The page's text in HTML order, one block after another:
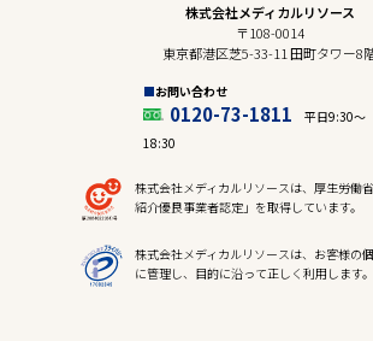
株式会社メディカルリソース
〒108-0014
東京都港区芝5-33-11 田町タワー8
お問い合わせ
0120-73-1811
平日9:30〜
18:30
株式会社メディカルリソースは、厚生労働
紹介優良事業者認定」を取得しています。
株式会社メディカルリソースは、お客様の
に管理し、目的に沿って正しく利用します。